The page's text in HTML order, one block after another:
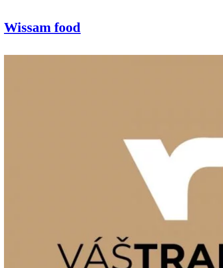
Wissam food